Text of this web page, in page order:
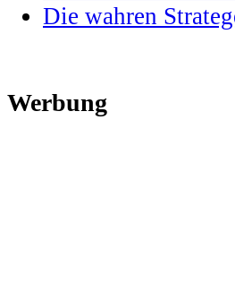
Die wahren
Werbung